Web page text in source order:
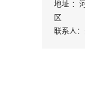
地址 ：
区
联系人